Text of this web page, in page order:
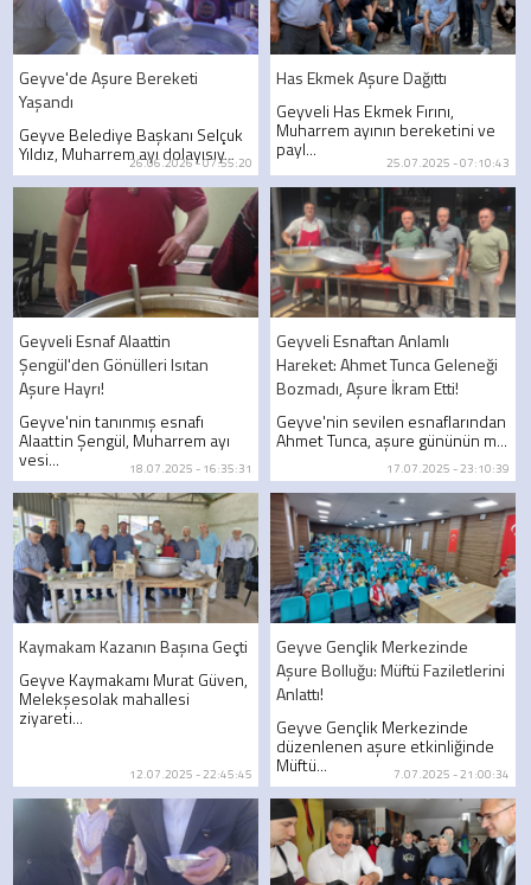
Geyve'de Aşure Bereketi
Yaşandı
Geyve Belediye Başkanı Selçuk
Yıldız, Muharrem ayı dolayısıy...
26.06.2026 - 07:55:20
Has Ekmek Aşure Dağıttı
Geyveli Has Ekmek Fırını,
Muharrem ayının bereketini ve
payl...
25.07.2025 - 07:10:43
Geyveli Esnaf Alaattin
Şengül'den Gönülleri Isıtan
Aşure Hayrı!
Geyve'nin tanınmış esnafı
Alaattin Şengül, Muharrem ayı
vesi... 18.07.2025 - 16:35:31
Geyveli Esnaftan Anlamlı
Hareket: Ahmet Tunca Geleneği
Bozmadı, Aşure İkram Etti!
Geyve'nin sevilen esnaflarından
Ahmet Tunca, aşure gününün m...
17.07.2025 - 23:10:39
Kaymakam Kazanın Başına Geçti
Geyve Kaymakamı Murat Güven,
Melekşesolak mahallesi
ziyareti...
12.07.2025 - 22:45:45
Geyve Gençlik Merkezinde
Aşure Bolluğu: Müftü Faziletlerini
Anlattı!
Geyve Gençlik Merkezinde
düzenlenen aşure etkinliğinde
Müftü... 7.07.2025 - 21:00:34